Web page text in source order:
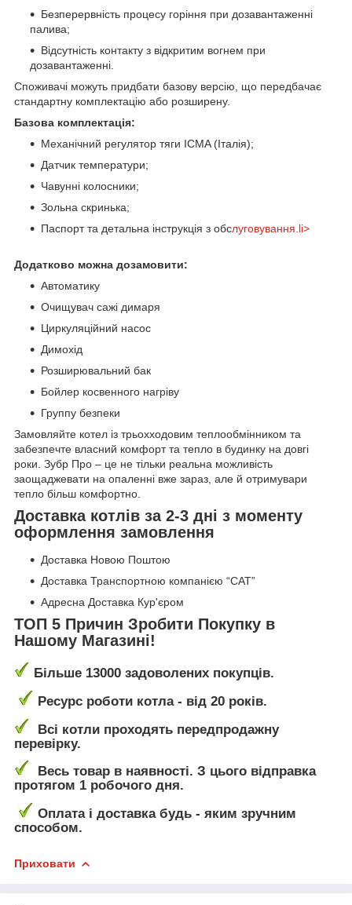
Безперервність процесу горіння при дозавантаженні
палива;
Відсутність контакту з відкритим вогнем при
дозавантаженні.
Споживачі можуть придбати базову версію, що передбачає
стандартну комплектацію або розширену.
Базова комплектація:
Механічний регулятор тяги ICMA (Італія);
Датчик температури;
Чавунні колосники;
Зольна скринька;
Паспорт та детальна інструкція з обслуговування.li>
Додатково можна дозамовити:
Автоматику
Очищувач сажі димаря
Циркуляційний насос
Димохід
Розширювальний бак
Бойлер косвенного нагріву
Группу безпеки
Замовляйте котел із трьохходовим теплообмінником та
забезпечте власний комфорт та тепло в будинку на довгі
роки. Зубр Про – це не тільки реальна можливість
заощаджевати на опаленні вже зараз, але й отримувари
тепло більш комфортно.
Доставка котлів за 2-3 дні з моменту
оформлення замовлення
Доставка Новою Поштою
Доставка Транспортною компанією “САТ”
Адресна Доставка Кур'єром
ТОП 5 Причин Зробити Покупку в
Нашому Магазині!
Більше 13000 задоволених покупців.
Ресурс роботи котла - від 20 років.
Всі котли проходять передпродажну
перевірку.
Весь товар в наявності. З цього відправка
протягом 1 робочого дня.
Оплата і доставка будь - яким зручним
способом.
Приховати